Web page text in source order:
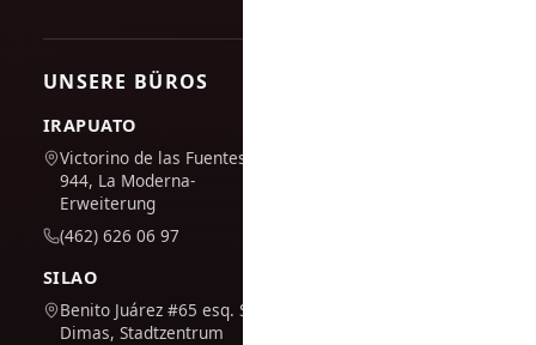
UNSERE BÜROS
IRAPUATO
Victorino de las Fuentes Nr.
944, La Moderna-
Erweiterung
(462) 626 06 97
SILAO
Benito Juárez #65 esq. San
Dimas, Stadtzentrum